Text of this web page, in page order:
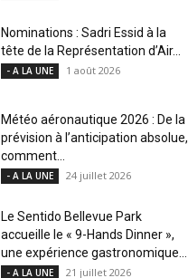
Nominations : Sadri Essid à la
tête de la Représentation d’Air...
- A LA UNE 1 août 2026
Météo aéronautique 2026 : De la
prévision à l’anticipation absolue,
comment...
- A LA UNE 24 juillet 2026
Le Sentido Bellevue Park
accueille le « 9-Hands Dinner »,
une expérience gastronomique...
- A LA UNE 21 juillet 2026